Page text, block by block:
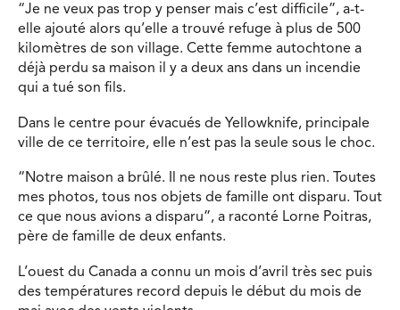
“Je ne veux pas trop y penser mais c’est difficile”, a-t-
elle ajouté alors qu’elle a trouvé refuge à plus de 500
kilomètres de son village. Cette femme autochtone a
déjà perdu sa maison il y a deux ans dans un incendie
qui a tué son fils.
Dans le centre pour évacués de Yellowknife, principale
ville de ce territoire, elle n’est pas la seule sous le choc.
“Notre maison a brûlé. Il ne nous reste plus rien. Toutes
mes photos, tous nos objets de famille ont disparu. Tout
ce que nous avions a disparu”, a raconté Lorne Poitras,
père de famille de deux enfants.
L’ouest du Canada a connu un mois d’avril très sec puis
des températures record depuis le début du mois de